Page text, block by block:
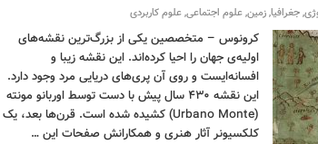
,جغرافیا,زمین,علوم اجتماعی,علوم کاربردی
کرونوس – متخصصین یکی از بزرگ‌ترین نقشه‌های
اولیه‌ی جهان را احیا کرده‌اند. این نقشه زیبا و
افسانه‌ایست و روی آن پری‌های دریایی مرد وجود دارد.
این نقشه ۴۳۰ سال پیش با دست توسط اوربانو مونته
(Urbano Monte) کشیده شده است. قرن‌ها بعد، یک
کلکسیونر آثار هنری و همکارانش صفحات این …